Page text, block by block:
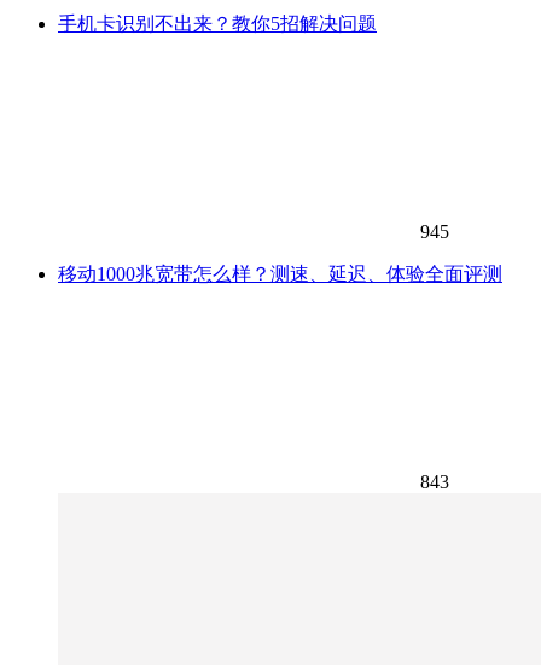
手机卡识别不出来？教你5招解决问题
945
移动1000兆宽带怎么样？测速、延迟、体验全面评测
843